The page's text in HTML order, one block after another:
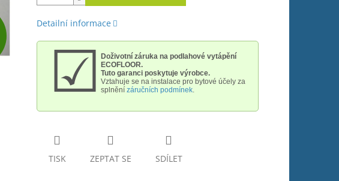
Detailní informace
☑
Doživotní záruka na podlahové vytápění
ECOFLOOR.
Tuto garanci poskytuje výrobce.
Vztahuje se na instalace pro bytové účelyza
splnění záručních podmínek.
TISK ZEPTAT SE SDÍLET